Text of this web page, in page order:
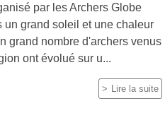
par les Archers Globe
un grand soleil et une chaleur
grand nombre d'archers venus
ont évolué sur u...
Lire la suite